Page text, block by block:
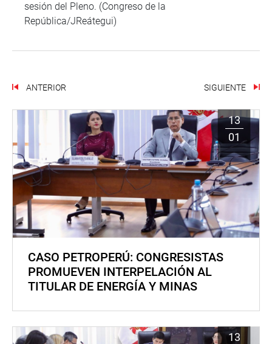
sesión del Pleno. (Congreso de la
República/JReátegui)
ANTERIOR SIGUIENTE
13
01
CASO PETROPERÚ: CONGRESISTAS
PROMUEVEN INTERPELACIÓN AL
TITULAR DE ENERGÍA Y MINAS
13